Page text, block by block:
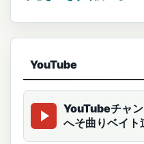
YouTube
YouTubeチャ
へそ曲りベイト